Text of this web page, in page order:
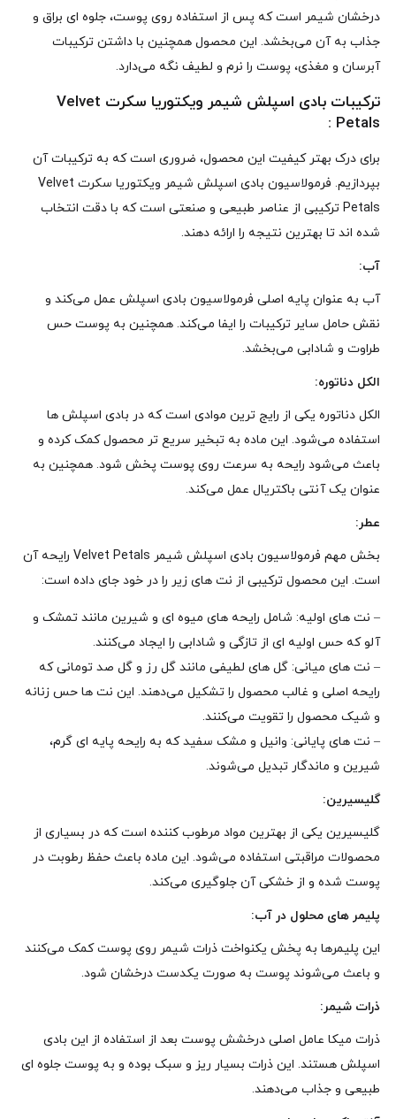
درخشان شیمر است که پس از استفاده روی پوست، جلوه‌ ای براق و
جذاب به آن می‌بخشد. این محصول همچنین با داشتن ترکیبات
آبرسان و مغذی، پوست را نرم و لطیف نگه می‌دارد.
ترکیبات بادی اسپلش شیمر ویکتوریا سکرت Velvet
Petals :
برای درک بهتر کیفیت این محصول، ضروری است که به ترکیبات آن
بپردازیم. فرمولاسیون بادی اسپلش شیمر ویکتوریا سکرت Velvet
Petals ترکیبی از عناصر طبیعی و صنعتی است که با دقت انتخاب
شده‌ اند تا بهترین نتیجه را ارائه دهند.
آب:
آب به عنوان پایه اصلی فرمولاسیون بادی اسپلش عمل می‌کند و
نقش حامل سایر ترکیبات را ایفا می‌کند. همچنین به پوست حس
طراوت و شادابی می‌بخشد.
الکل دناتوره:
الکل دناتوره یکی از رایج‌ ترین موادی است که در بادی اسپلش‌ ها
استفاده می‌شود. این ماده به تبخیر سریع‌ تر محصول کمک کرده و
باعث می‌شود رایحه به سرعت روی پوست پخش شود. همچنین به
عنوان یک آنتی‌ باکتریال عمل می‌کند.
عطر:
بخش مهم فرمولاسیون بادی اسپلش شیمر Velvet Petals رایحه آن
است. این محصول ترکیبی از نت‌ های زیر را در خود جای داده است:
– نت‌ های اولیه: شامل رایحه‌ های میوه‌ ای و شیرین مانند تمشک و
آلو که حس اولیه‌ ای از تازگی و شادابی را ایجاد می‌کنند.
– نت‌ های میانی: گل‌ های لطیفی مانند گل رز و گل صد تومانی که
رایحه اصلی و غالب محصول را تشکیل می‌دهند. این نت‌ ها حس زنانه
و شیک محصول را تقویت می‌کنند.
– نت‌ های پایانی: وانیل و مشک سفید که به رایحه پایه‌ ای گرم،
شیرین و ماندگار تبدیل می‌شوند.
گلیسیرین:
گلیسیرین یکی از بهترین مواد مرطوب‌ کننده است که در بسیاری از
محصولات مراقبتی استفاده می‌شود. این ماده باعث حفظ رطوبت در
پوست شده و از خشکی آن جلوگیری می‌کند.
پلیمر های محلول در آب:
این پلیمرها به پخش یکنواخت ذرات شیمر روی پوست کمک می‌کنند
و باعث می‌شوند پوست به صورت یکدست درخشان شود.
ذرات شیمر:
ذرات میکا عامل اصلی درخشش پوست بعد از استفاده از این بادی
اسپلش هستند. این ذرات بسیار ریز و سبک بوده و به پوست جلوه‌ ای
طبیعی و جذاب می‌دهند.